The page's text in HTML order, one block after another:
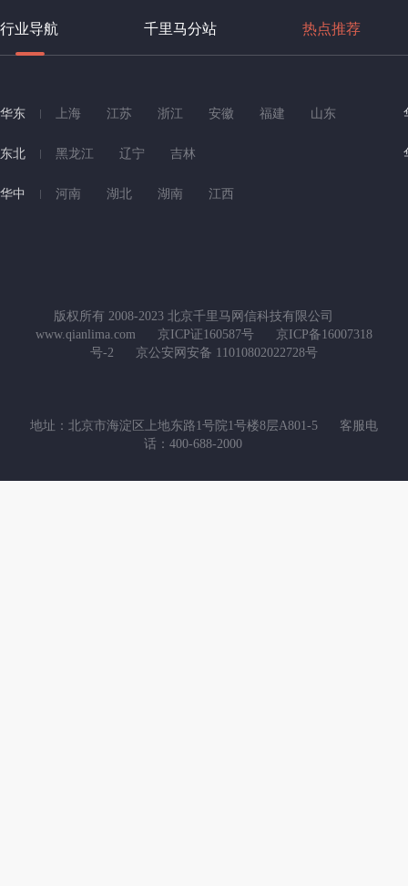
行业导航 千里马分站 热点推荐
华东 上海 江苏 浙江 安徽 福建 山东
东北 黑龙江 辽宁 吉林
华中 河南 湖北 湖南 江西
版权所有 2008-2023 北京千里马网信科技有限公司
www.qianlima.com
京ICP证160587号
京ICP备16007318
号-2
京公安网安备 11010802022728号
地址：北京市海淀区上地东路1号院1号楼8层A801-5
客服电
话：400-688-2000